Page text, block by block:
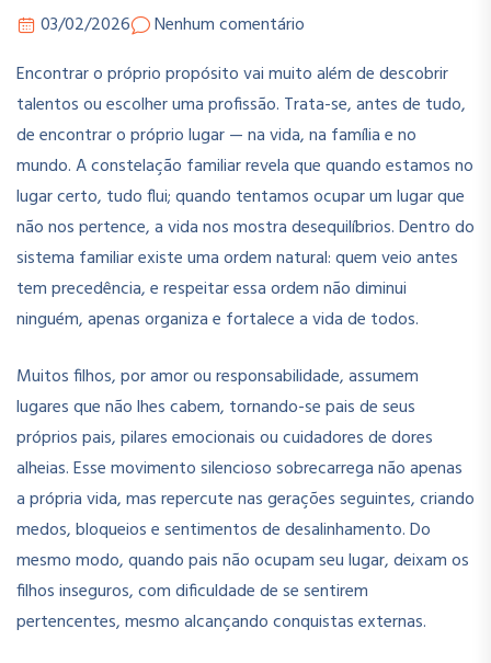
03/02/2026
Nenhum comentário
Encontrar o próprio propósito vai muito além de descobrir
talentos ou escolher uma profissão. Trata-se, antes de tudo,
de encontrar o próprio lugar — na vida, na família e no
mundo. A constelação familiar revela que quando estamos no
lugar certo, tudo flui; quando tentamos ocupar um lugar que
não nos pertence, a vida nos mostra desequilíbrios. Dentro do
sistema familiar existe uma ordem natural: quem veio antes
tem precedência, e respeitar essa ordem não diminui
ninguém, apenas organiza e fortalece a vida de todos.
Muitos filhos, por amor ou responsabilidade, assumem
lugares que não lhes cabem, tornando-se pais de seus
próprios pais, pilares emocionais ou cuidadores de dores
alheias. Esse movimento silencioso sobrecarrega não apenas
a própria vida, mas repercute nas gerações seguintes, criando
medos, bloqueios e sentimentos de desalinhamento. Do
mesmo modo, quando pais não ocupam seu lugar, deixam os
filhos inseguros, com dificuldade de se sentirem
pertencentes, mesmo alcançando conquistas externas.